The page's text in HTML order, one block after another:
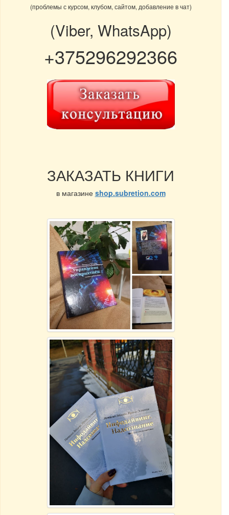
(проблемы с курсом, клубом, сайтом, добавление в чат)
(Viber, WhatsApp)
+375296292366
ЗАКАЗАТЬ КНИГИ
в магазине shop.subretion.com